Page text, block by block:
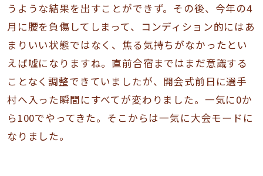
うような結果を出すことができず。その後、今年の4
月に腰を負傷してしまって、コンディション的にはあ
まりいい状態ではなく、焦る気持ちがなかったとい
えば嘘になりますね。直前合宿まではまだ意識する
ことなく調整できていましたが、開会式前日に選手
村へ入った瞬間にすべてが変わりました。一気に0か
ら100でやってきた。そこからは一気に大会モードに
なりました。